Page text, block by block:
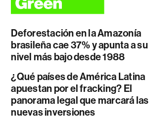
Deforestación en la Amazonía
brasileña cae 37% y apunta a su
nivel más bajo desde 1988
¿Qué países de América Latina
apuestan por el fracking? El
panorama legal que marcará las
nuevas inversiones